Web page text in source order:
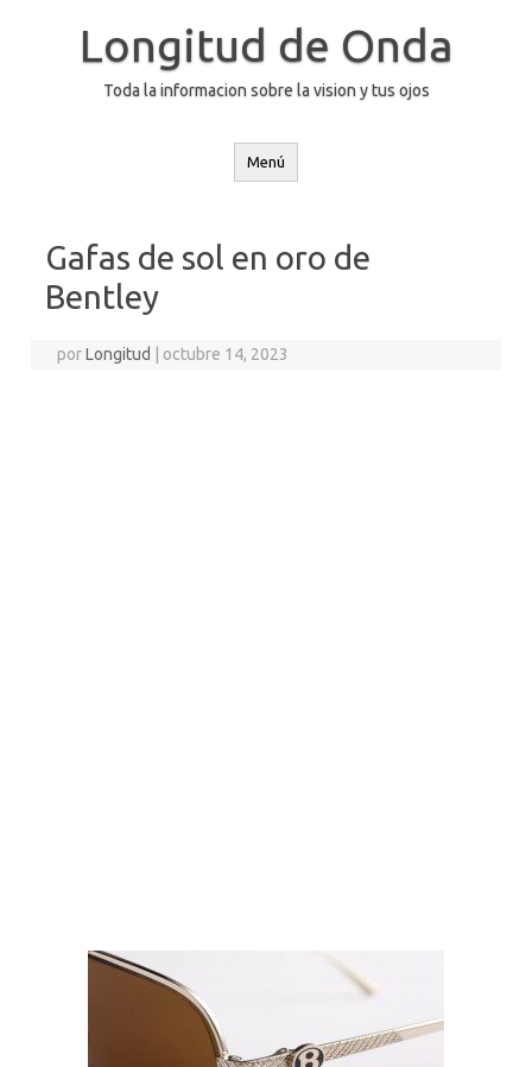
Longitud de Onda
Toda la informacion sobre la vision y tus ojos
Menú
Gafas de sol en oro de
Bentley
porLongitud octubre 14, 2023